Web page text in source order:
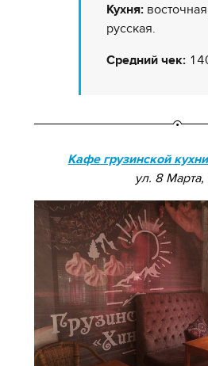
Кухня:
русская.
Средний чек:
Кафе грузинской
ул. 8